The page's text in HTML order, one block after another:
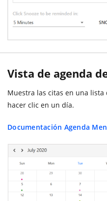
Vista de agenda
Muestra las citas en una
hacer clic en un día.
Documentación Agenda